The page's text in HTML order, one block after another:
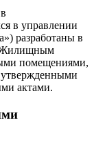
в управлении
разработаны в
Жилищным
помещениями,
актами.